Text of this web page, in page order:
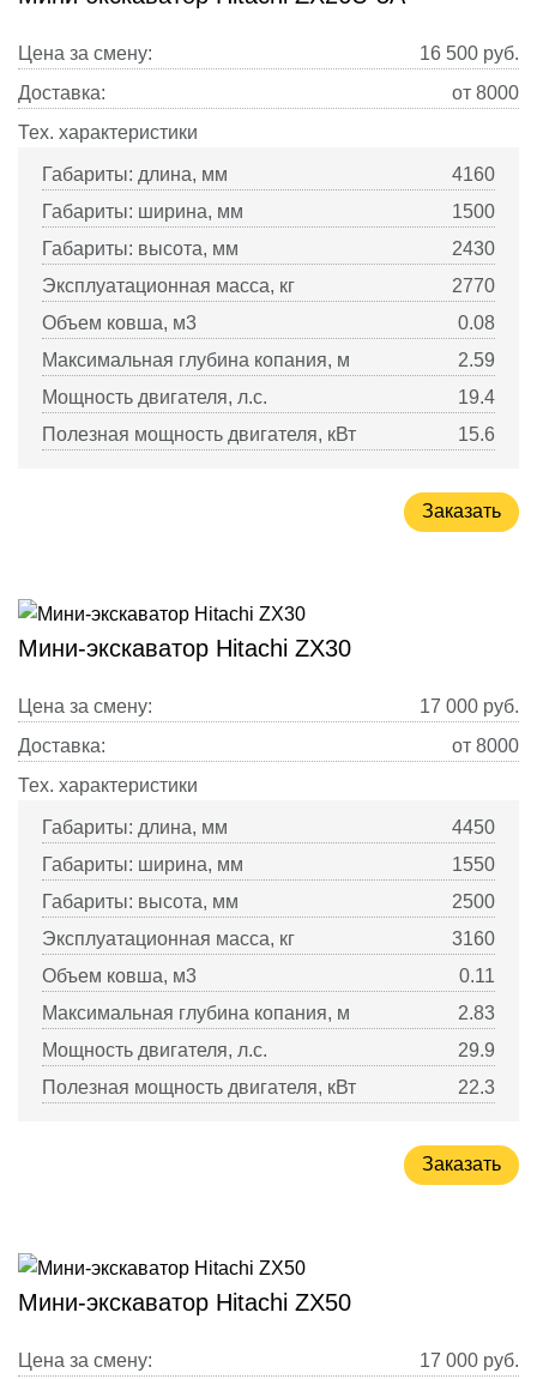
Цена за смену: 16 500 руб.
Доставка:
от 8000
Тех. характеристики
Габариты: длина, мм
4160
Габариты: ширина, мм
1500
Габариты: высота, мм
2430
Эксплуатационная масса, кг
2770
Объем ковша, м3
0.08
Максимальная глубина копания, м
2.59
Мощность двигателя, л.с.
19.4
Полезная мощность двигателя, кВт
15.6
Заказать
Мини-экскаватор Hitachi ZX30
Цена за смену: 17 000 руб.
Доставка:
от 8000
Тех. характеристики
Габариты: длина, мм
4450
Габариты: ширина, мм
1550
Габариты: высота, мм
2500
Эксплуатационная масса, кг
3160
Объем ковша, м3
0.11
Максимальная глубина копания, м
2.83
Мощность двигателя, л.с.
29.9
Полезная мощность двигателя, кВт
22.3
Заказать
Мини-экскаватор Hitachi ZX50
Цена за смену: 17 000 руб.